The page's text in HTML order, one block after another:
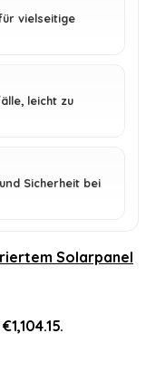
vielseitige
leicht zu
Sicherheit bei
Solarpanel